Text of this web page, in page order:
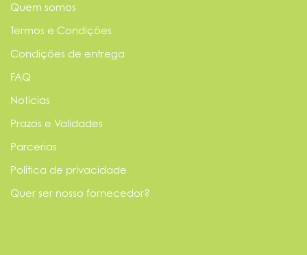
Quem somos
Termos e Condições
Condições de entrega
FAQ
Notícias
Prazos e Validades
Parcerias
Política de privacidade
Quer ser nosso fornecedor?